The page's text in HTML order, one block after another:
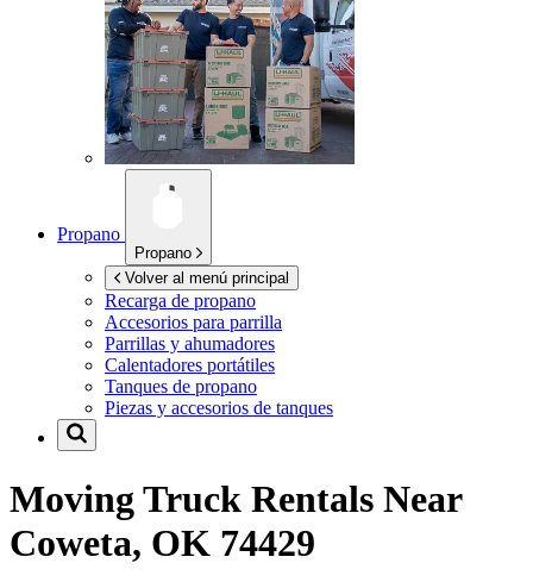
Propano
Propano
Volver al menú principal
Recarga de propano
Accesorios para parrilla
Parrillas y ahumadores
Calentadores portátiles
Tanques de propano
Piezas y accesorios de tanques
Moving Truck Rentals Near
Coweta, OK 74429